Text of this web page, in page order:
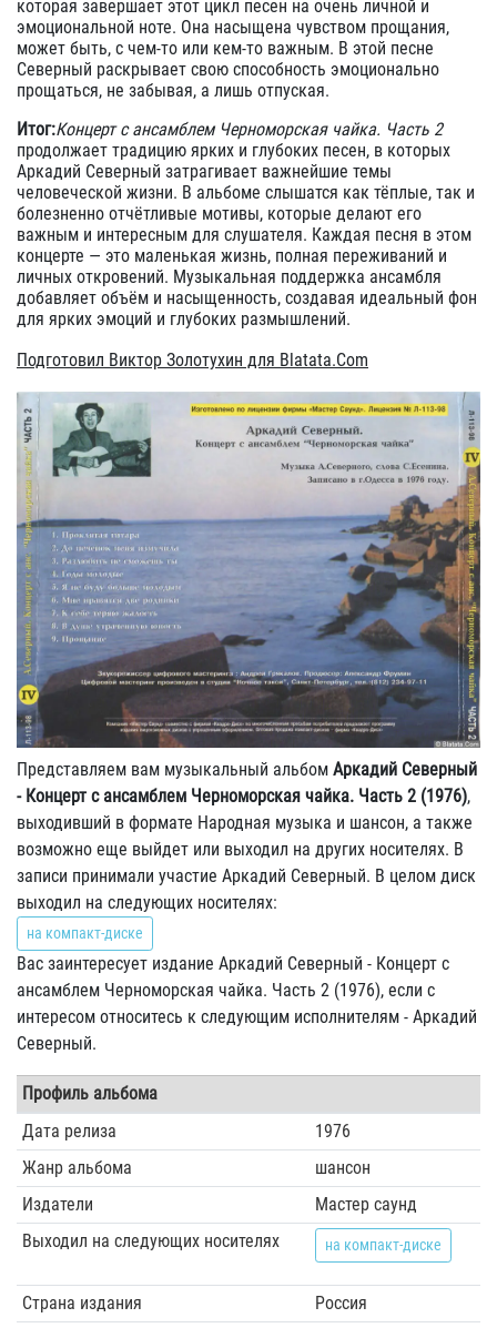
которая завершает этот цикл песен на очень личной и
эмоциональной ноте. Она насыщена чувством прощания,
может быть, с чем-то или кем-то важным. В этой песне
Северный раскрывает свою способность эмоционально
прощаться, не забывая, а лишь отпуская.
Итог:Концерт с ансамблем Черноморская чайка. Часть 2
продолжает традицию ярких и глубоких песен, в которых
Аркадий Северный затрагивает важнейшие темы
человеческой жизни. В альбоме слышатся как тёплые, так и
болезненно отчётливые мотивы, которые делают его
важным и интересным для слушателя. Каждая песня в этом
концерте — это маленькая жизнь, полная переживаний и
личных откровений. Музыкальная поддержка ансамбля
добавляет объём и насыщенность, создавая идеальный фон
для ярких эмоций и глубоких размышлений.
Подготовил Виктор Золотухин для Blatata.Com
Представляем вам музыкальный альбом Аркадий Северный
- Концерт с ансамблем Черноморская чайка. Часть 2 (1976),
выходивший в формате Народная музыка и шансон, а также
возможно еще выйдет или выходил на других носителях. В
записи принимали участие Аркадий Северный. В целом диск
выходил на следующих носителях:
на компакт-диске
Вас заинтересует издание Аркадий Северный - Концерт с
ансамблем Черноморская чайка. Часть 2 (1976), если с
интересом относитесь к следующим исполнителям - Аркадий
Северный.
Профиль альбома
Дата релиза
1976
Жанр альбома
шансон
Издатели
Мастер саунд
Выходил на следующих носителях
на компакт-диске
Страна издания
Россия